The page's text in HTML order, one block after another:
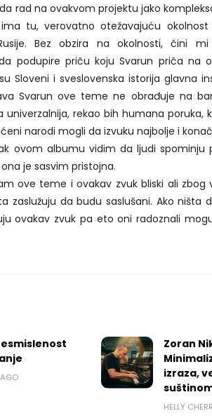
rad na ovakvom projektu jako
tu, verovatno otežavajuću
Bez obzira na okolnosti, čini
podupire priču koju Svarun priča na
Sloveni i sveslovenska istorija glavna
Svarun ove teme ne obrađuje na
univerzalnija, rekao bih humana poruka,
narodi mogli da izvuku najbolje i
ovom albumu vidim da ljudi spominju
je sasvim pristojna.
ove teme i ovakav zvuk bliski ali zbog
zaslužuju da budu saslušani. Ako ništa
ovakav zvuk pa eto oni radoznali
Zoran
izraza,
suštinom
HELLY